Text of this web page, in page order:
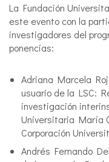
La Fundación
este evento con la
investigadores del
ponencias:
Adriana Marcela
usuario de la LSC:
investigación
Universitaria María
Corporación
Andrés Fernando